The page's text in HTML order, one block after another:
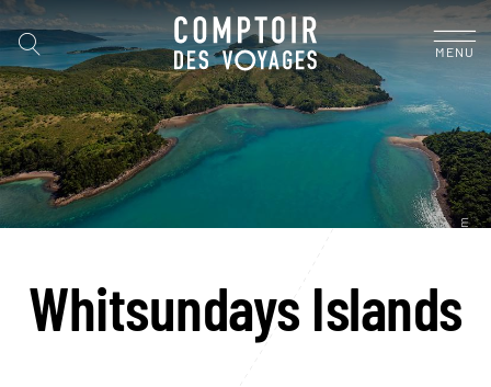
MENU
Whitsundays Islands